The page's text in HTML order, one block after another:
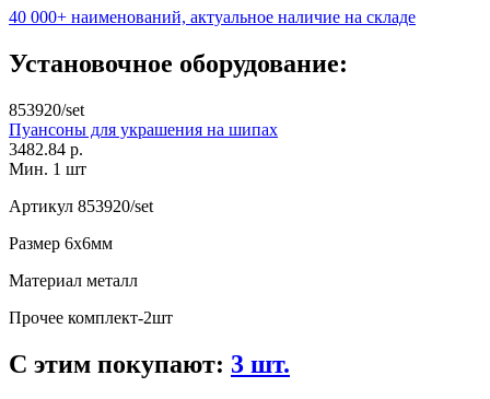
40 000+ наименований, актуальное наличие на складе
Установочное оборудование:
853920/set
Пуансоны для украшения на шипах
3482.84 р.
Мин. 1 шт
Артикул 853920/set
Размер 6х6мм
Материал металл
Прочее комплект-2шт
С этим покупают: 3 шт.